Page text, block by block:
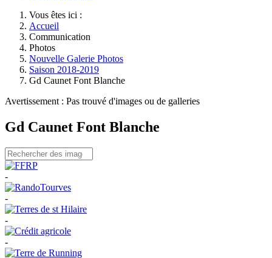
Vous êtes ici :
Accueil
Communication
Photos
Nouvelle Galerie Photos
Saison 2018-2019
Gd Caunet Font Blanche
Avertissement : Pas trouvé d'images ou de galleries
Gd Caunet Font Blanche
-
-
-
-